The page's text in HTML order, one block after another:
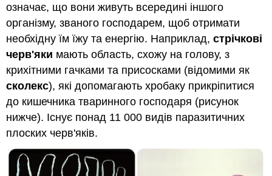
означає, що вони живуть всередині іншого
організму, званого господарем, щоб отримати
необхідну їм їжу та енергію. Наприклад,стрічкові
черв'яки мають область, схожу на голову, з
крихітними гачками та присосками (відомими як
сколекс), які допомагають хробаку прикріпитися
до кишечника тваринного господаря (рисунок
нижче). Існує понад 11 000 видів паразитичних
плоских черв'яків.